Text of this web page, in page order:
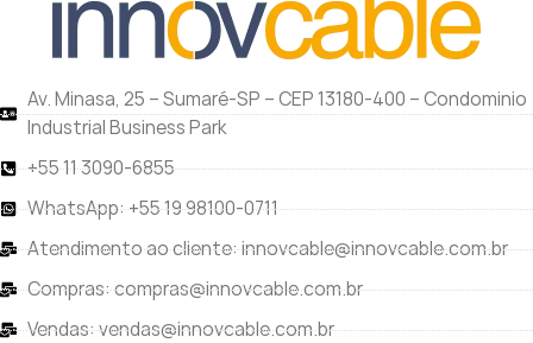
Av. Minasa, 25 – Sumaré-SP – CEP 13180-400 – Condominio
Industrial Business Park
+55 11 3090-6855
WhatsApp: +55 19 98100-0711
Atendimento ao cliente: innovcable@innovcable.com.br
Compras: compras@innovcable.com.br
Vendas: vendas@innovcable.com.br